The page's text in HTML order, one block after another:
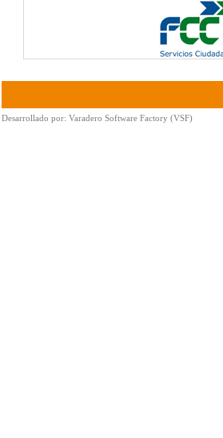
Desarrollado por: Varadero Software Factory (VSF)